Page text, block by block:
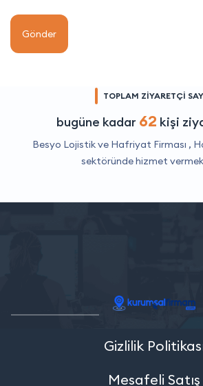
Gönder
TOPLAM ZİYARETÇİ
bugüne kadar 62 kişi
Besyo Lojistik ve Hafriyat Firması ,
sektöründe hizmet
Gizlilik
Mesafeli Satış